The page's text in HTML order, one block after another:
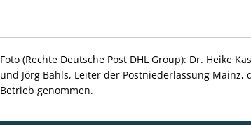
Foto (Rechte Deutsche Post DHL Group): Dr. Heike
und Jörg Bahls, Leiter der Postniederlassung
Betrieb genommen.